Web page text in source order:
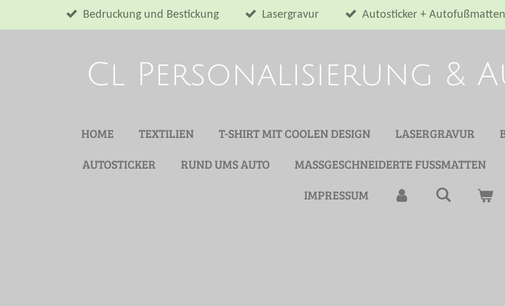
Hauptinhalt
Bedruckung und Bestickung Lasergravur Autosticker + Autofußmatten
Cl Personalisierung &
HOME TEXTILIEN T-SHIRT MIT COOLEN DESIGN LASERGRAVUR
AUTOSTICKER
RUND UMS AUTO MASSGESCHNEIDERTE FUSSMATTEN
IMPRESSUM